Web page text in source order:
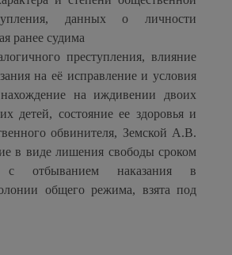
данных о личности
ранее судима
преступления, влияние
на её исправление и условия
на иждивении двоих
детей, состояние ее здоровья и
обвинителя, Земской А.В.
в виде лишения свободы сроком
отбыванием наказания в
общего режима, взята под